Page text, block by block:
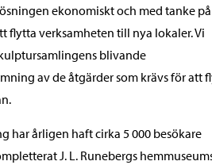
ekonomiskt och med tanke på
flytta verksamheten till nya lokaler. Vi
blivande
av de åtgärder som krävs för att
har årligen haft cirka 5 000 besökare
J. L. Runebergs